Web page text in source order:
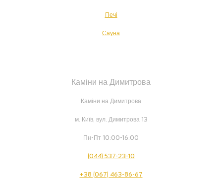
Печі
Сауна
Каміни на Димитрова
Каміни на Димитрова
м. Київ, вул. Димитрова 13
Пн-Пт 10:00-16:00
(044) 537-23-10
+38 (067) 463-86-67